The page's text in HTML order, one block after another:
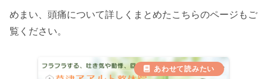
めまい、頭痛について詳しくまとめたこちらのページもご
覧ください。